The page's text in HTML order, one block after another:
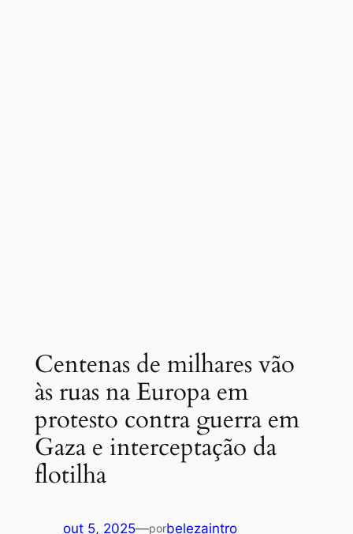
Centenas de milhares vão
às ruas na Europa em
protesto contra guerra em
Gaza e interceptação da
flotilha
out 5, 2025—porbelezaintro